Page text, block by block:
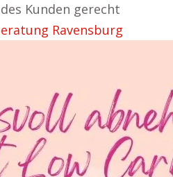
Kunden gerecht
Ravensburg